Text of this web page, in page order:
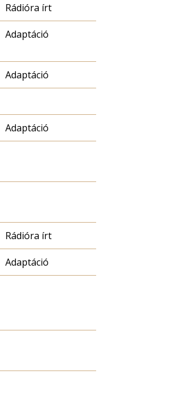
Rádióra írt
Adaptáció
Adaptáció
Adaptáció
Rádióra írt
Adaptáció